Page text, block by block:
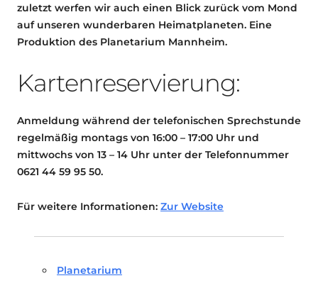
zuletzt werfen wir auch einen Blick zurück vom Mond
auf unseren wunderbaren Heimatplaneten. Eine
Produktion des Planetarium Mannheim.
Kartenreservierung:
Anmeldung während der telefonischen Sprechstunde
regelmäßig montags von 16:00 – 17:00 Uhr und
mittwochs von 13 – 14 Uhr unter der Telefonnummer
0621 44 59 95 50.
Für weitere Informationen: Zur Website
Planetarium